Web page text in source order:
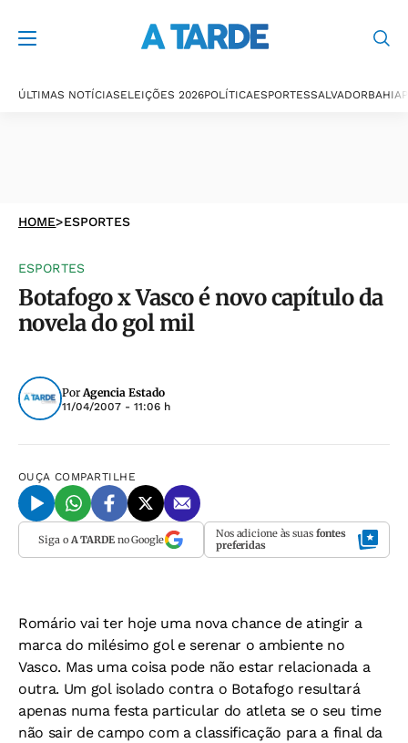
ÚLTIMAS NOTÍCIASELEIÇÕES 2026POLÍTICAESPORTESSALVADORBAHIA
HOME>ESPORTES
ESPORTES
Botafogo x Vasco é novo capítulo da
novela do gol mil
PorAgencia Estado
11/04/2007 - 11:06 h
OUÇA COMPARTILHE
Siga o A TARDEno Google Nos adicione às suas fontes
preferidas
Romário vai ter hoje uma nova chance de atingir a
marca do milésimo gol e serenar o ambiente no
Vasco. Mas uma coisa pode não estar relacionada a
outra. Um gol isolado contra o Botafogo resultará
apenas numa festa particular do atleta se o seu time
não sair de campo com a classificação para a final da